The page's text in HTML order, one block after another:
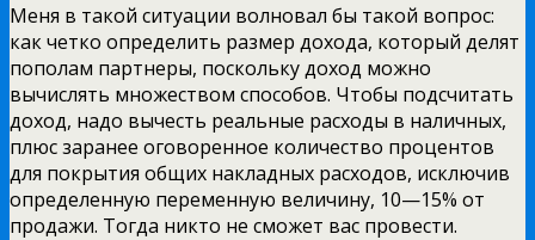
Меня в такой ситуации волновал бы такой вопрос:
как четко определить размер дохода, который делят
пополам партнеры, поскольку доход можно
вычислять множеством способов. Чтобы подсчитать
доход, надо вычесть реальные расходы в наличных,
плюс заранее оговоренное количество процентов
для покрытия общих накладных расходов, исключив
определенную переменную величину, 10—15% от
продажи. Тогда никто не сможет вас провести.